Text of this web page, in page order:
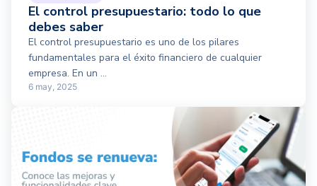
El control presupuestario: todo lo que
debes saber
El control presupuestario es uno de los pilares
fundamentales para el éxito financiero de cualquier
empresa. En un ...
6 may, 2025